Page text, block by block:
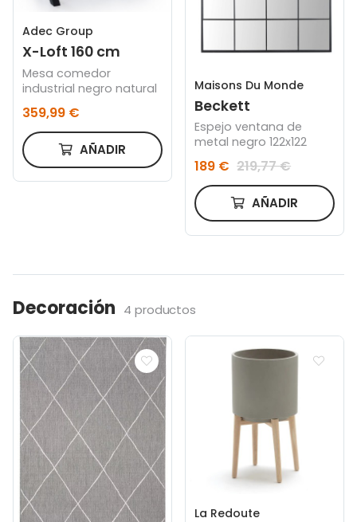
Adec Group
X-Loft 160 cm
Mesa comedor
industrial negro natural
359,99 €
AÑADIR
Maisons Du Monde
Beckett
Espejo ventana de
metal negro 122x122
189 € 219,77 €
AÑADIR
Decoración 4 productos
La Redoute